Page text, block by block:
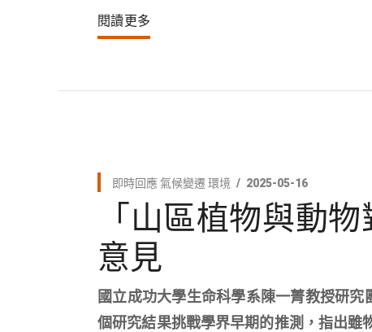
閱讀更多
即時回應氣候變遷 環境 2025-05-16
「山區植物與動
意見
國立成功大學生命科學系陳一菁教授研
個研究結果挑戰學界早期的推測，指出雖